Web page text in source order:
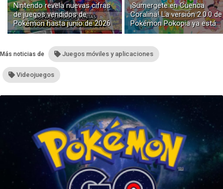
Nintendo revela nuevas cifras
de juegos vendidos de
Pokémon hasta junio de 2026
¡Sumergete en Cuenca
Coralina! La versión 2.0.0 de
Pokémon Pokopia ya está
disponible con buceo y
Más noticias de Juegos móviles y aplicaciones
Videojuegos